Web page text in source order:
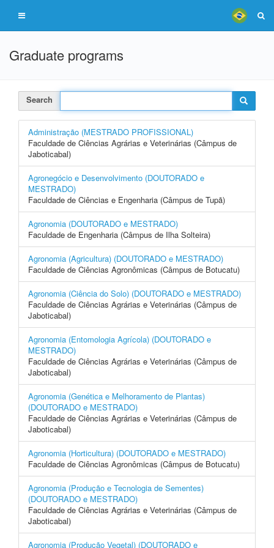
Graduate programs
Search
Administração (MESTRADO PROFISSIONAL)
Faculdade de Ciências Agrárias e Veterinárias (Câmpus de
Jaboticabal)
Agronegócio e Desenvolvimento (DOUTORADO e
MESTRADO)
Faculdade de Ciências e Engenharia (Câmpus de Tupã)
Agronomia (DOUTORADO e MESTRADO)
Faculdade de Engenharia (Câmpus de Ilha Solteira)
Agronomia (Agricultura) (DOUTORADO e MESTRADO)
Faculdade de Ciências Agronômicas (Câmpus de Botucatu)
Agronomia (Ciência do Solo) (DOUTORADO e MESTRADO)
Faculdade de Ciências Agrárias e Veterinárias (Câmpus de
Jaboticabal)
Agronomia (Entomologia Agrícola) (DOUTORADO e
MESTRADO)
Faculdade de Ciências Agrárias e Veterinárias (Câmpus de
Jaboticabal)
Agronomia (Genética e Melhoramento de Plantas)
(DOUTORADO e MESTRADO)
Faculdade de Ciências Agrárias e Veterinárias (Câmpus de
Jaboticabal)
Agronomia (Horticultura) (DOUTORADO e MESTRADO)
Faculdade de Ciências Agronômicas (Câmpus de Botucatu)
Agronomia (Produção e Tecnologia de Sementes)
(DOUTORADO e MESTRADO)
Faculdade de Ciências Agrárias e Veterinárias (Câmpus de
Jaboticabal)
Agronomia (Produção Vegetal) (DOUTORADO e